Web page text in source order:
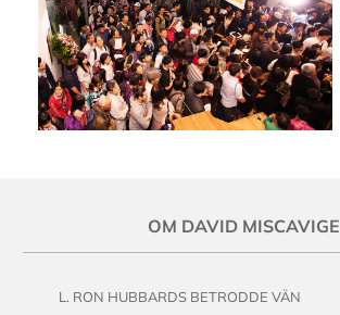
OM DAVID MISCAVIGE
L. RON HUBBARDS BETRODDE VÄN